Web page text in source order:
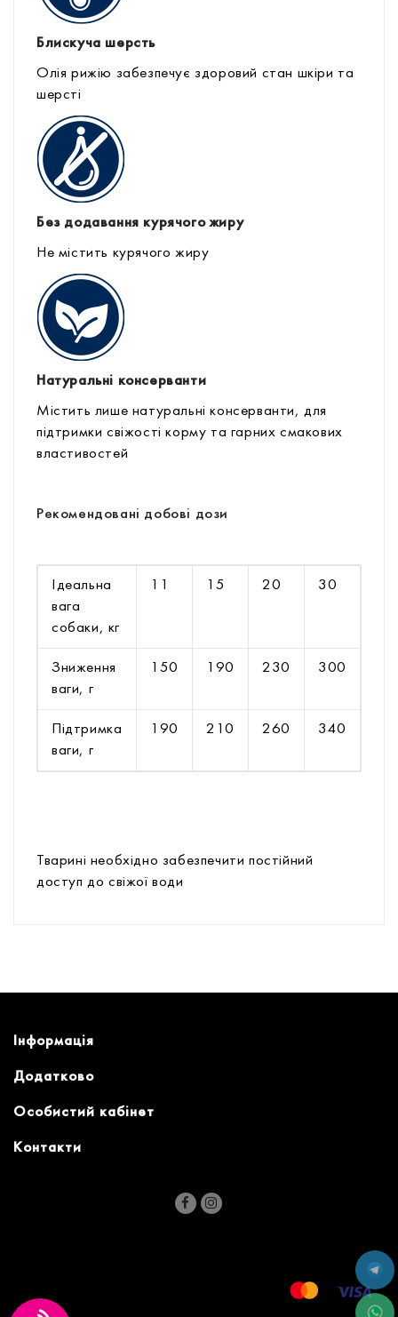
Блискуча шерсть
Олія рижію забезпечує здоровий стан шкіри та
шерсті
Без додавання курячого жиру
Не містить курячого жиру
Натуральні консерванти
Містить лише натуральні консерванти, для
підтримки свіжості корму та гарних смакових
властивостей
Рекомендовані добові дози
Ідеальна
вага
собаки, кг
15 20 30
Зниження
ваги, г
150 190 230 300
Підтримка
ваги, г
190 210 260 340
Тварині необхідно забезпечити постійний
доступ до свіжої води
Інформація
Додатково
Особистий кабінет
Контакти